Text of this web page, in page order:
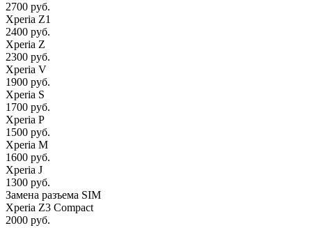
2700 руб.
Xperia Z1
2400 руб.
Xperia Z
2300 руб.
Xperia V
1900 руб.
Xperia S
1700 руб.
Xperia P
1500 руб.
Xperia M
1600 руб.
Xperia J
1300 руб.
Замена разъема SIM
Xperia Z3 Compact
2000 руб.